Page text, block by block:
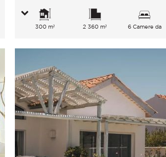
300 m² 2 360 m²
6 Camere da